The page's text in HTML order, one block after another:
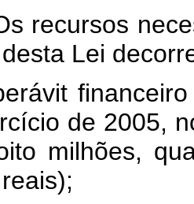
Lei
financeiro
de 2005,
milhões,